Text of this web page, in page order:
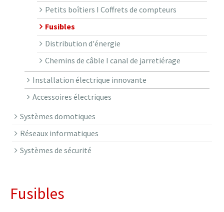
Petits boîtiers I Coffrets de compteurs
Fusibles
Distribution d'énergie
Chemins de câble I canal de jarretiérage
Installation électrique innovante
Accessoires électriques
Systèmes domotiques
Réseaux informatiques
Systèmes de sécurité
Fusibles